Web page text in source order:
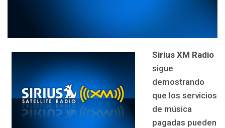
Sirius XM Radio
sigue
demostrando
que los servicios
de música
pagadas pueden